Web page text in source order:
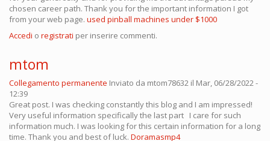
chosen career path. Thank you for the important information I got
from your web page. used pinball machines under $1000
Accedi o registrati per inserire commenti.
mtom
Collegamento permanente Inviato da mtom78632 il Mar, 06/28/2022 -
12:39
Great post. I was checking constantly this blog and I am impressed!
Very useful information specifically the last part I care for such
information much. I was looking for this certain information for a long
time. Thank you and best of luck. Doramasmp4